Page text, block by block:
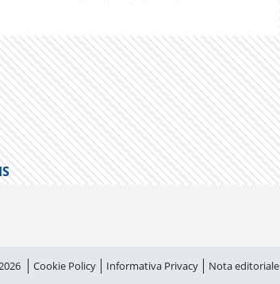
Cookie Policy Informativa Privacy Nota editoriale